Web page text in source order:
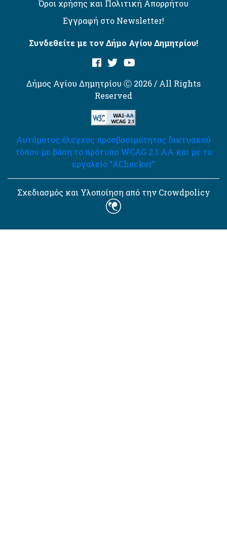
Όροι χρήσης και Πολιτική Απορρήτου
Εγγραφή στο Newsletter!
Συνδεθείτε με τον Δήμο Αγίου Δημητρίου!
Δήμος Αγίου Δημητρίου Ⓒ 2026 / All Rights
Reserved
Αυτόματος έλεγχος προσβασιμότητας δικτυακού
τόπου με βάση το πρότυπο WCAG 2.1 AA και με το
εργαλείο “AChecker”
Σχεδιασμός και Υλοποίηση από την Crowdpolicy